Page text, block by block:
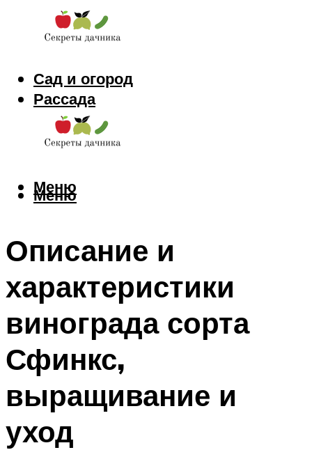
Сад и огород
Рассада
Цветы
Заготовки
Меню
Меню
Описание и
характеристики
винограда сорта
Сфинкс,
выращивание и
уход